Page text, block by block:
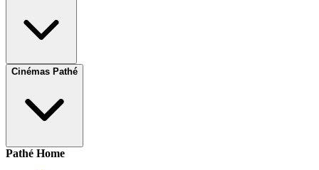
Cinémas Pathé
Pathé Home